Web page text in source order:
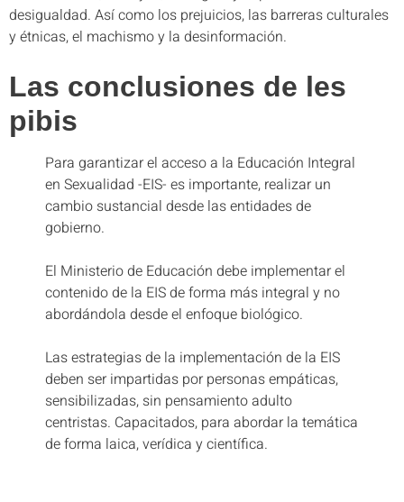
desigualdad. Así como los prejuicios, las barreras culturales
y étnicas, el machismo y la desinformación.
Las conclusiones de les
pibis
Para garantizar el acceso a la Educación Integral
en Sexualidad -EIS- es importante, realizar un
cambio sustancial desde las entidades de
gobierno.
El Ministerio de Educación debe implementar el
contenido de la EIS de forma más integral y no
abordándola desde el enfoque biológico.
Las estrategias de la implementación de la EIS
deben ser impartidas por personas empáticas,
sensibilizadas, sin pensamiento adulto
centristas. Capacitados, para abordar la temática
de forma laica, verídica y científica.